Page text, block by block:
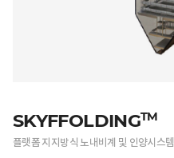
SKYFFOLDINGTM
플랫폼 지지방식 노내비계 및 인양시스템